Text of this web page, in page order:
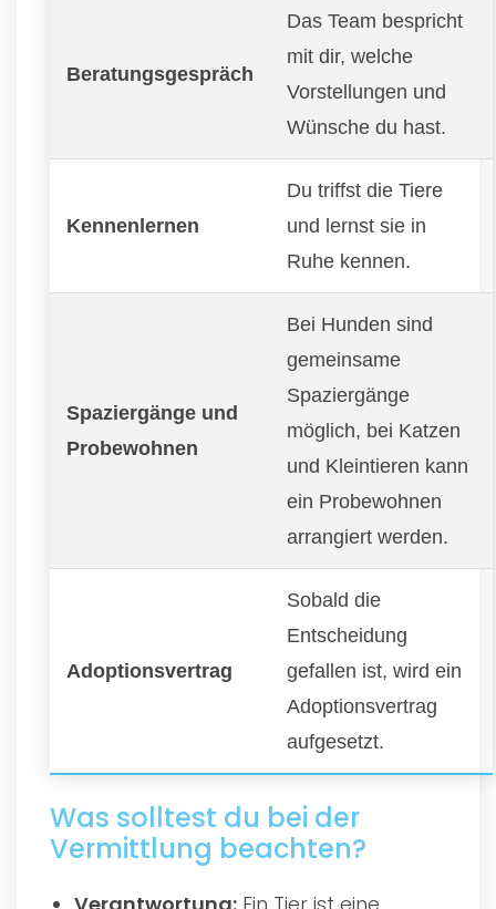
Beratungsgespräch
Das Team bespricht
mit dir, welche
Vorstellungen und
Wünsche du hast.
Kennenlernen
Du triffst die Tiere
und lernst sie in
Ruhe kennen.
Spaziergänge und
Probewohnen
Bei Hunden sind
gemeinsame
Spaziergänge
möglich, bei Katzen
und Kleintieren kann
ein Probewohnen
arrangiert werden.
Adoptionsvertrag
Sobald die
Entscheidung
gefallen ist, wird ein
Adoptionsvertrag
aufgesetzt.
Was solltest du bei der
Vermittlung beachten?
Verantwortung: Ein Tier ist eine